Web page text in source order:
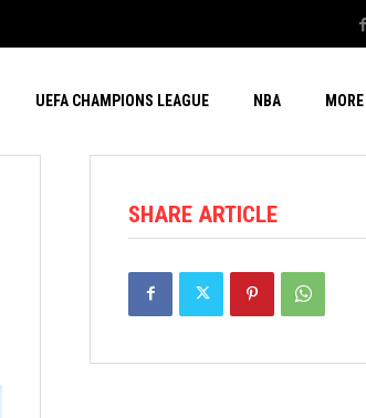
UEFA CHAMPIONS LEAGUE NBA MORE
SHARE ARTICLE